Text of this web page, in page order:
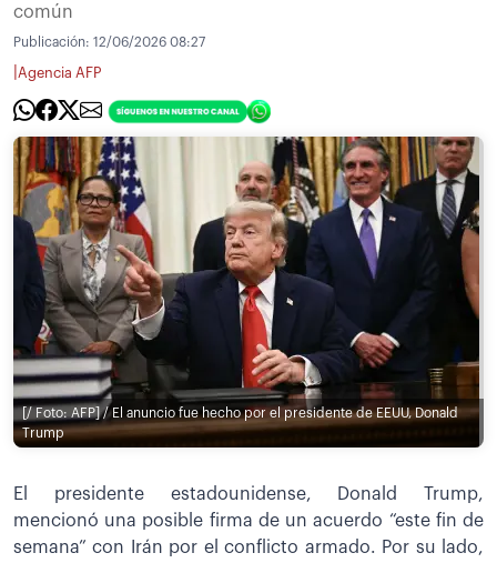
común
Publicación: 12/06/2026 08:27
Agencia AFP
[/ Foto: AFP] / El anuncio fue hecho por el presidente de EEUU, Donald
Trump
El presidente estadounidense, Donald Trump,
mencionó una posible firma de un acuerdo “este fin de
semana” con Irán por el conflicto armado. Por su lado,